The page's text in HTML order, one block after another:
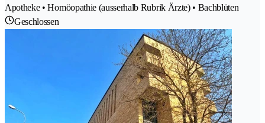
Apotheke • Homöopathie (ausserhalb Rubrik Ärzte) • Bachblüten
Geschlossen